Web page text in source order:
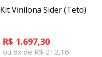
Kit Vinilona Sider (Teto)
R$ 1.697,30
ou 8x de R$ 212,16